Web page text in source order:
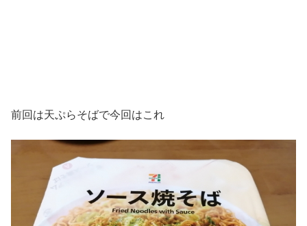
前回は天ぷらそばで今回はこれ